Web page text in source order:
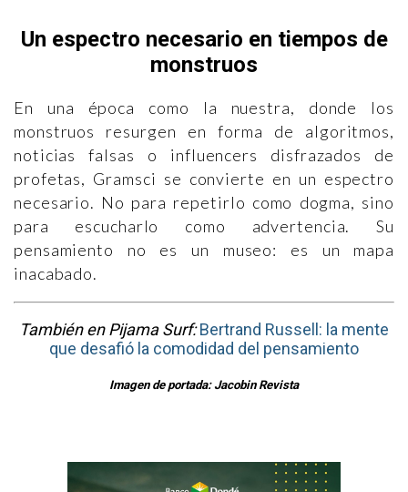
Un espectro necesario en tiempos de
monstruos
En una época como la nuestra, donde los
monstruos resurgen en forma de algoritmos,
noticias falsas o influencers disfrazados de
profetas, Gramsci se convierte en un espectro
necesario. No para repetirlo como dogma, sino
para escucharlo como advertencia. Su
pensamiento no es un museo: es un mapa
inacabado.
También en Pijama Surf: Bertrand Russell: la mente
que desafió la comodidad del pensamiento
Imagen de portada: Jacobin Revista